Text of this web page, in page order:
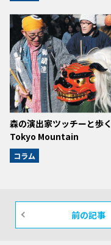
森の演出家ツッチーと歩く
Tokyo Mountain
コラム
前の記事